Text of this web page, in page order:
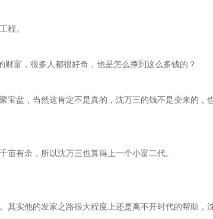
程。
富，很多人都很好奇，他是怎么挣到这么多钱的？
宝盆，当然这肯定不是真的，沈万三的钱不是变来的，
有余，所以沈万三也算得上一个小富二代。
其实他的发家之路很大程度上还是离不开时代的帮助，